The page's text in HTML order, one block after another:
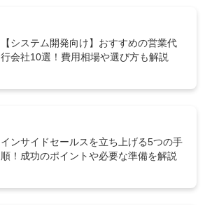
ドする
【システム開発向け】おすすめの営業代
行会社10選！費用相場や選び方も解説
インサイドセールスを立ち上げる5つの手
順！成功のポイントや必要な準備を解説